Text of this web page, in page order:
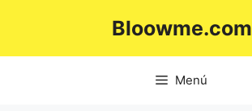
Bloowme.com
Menú